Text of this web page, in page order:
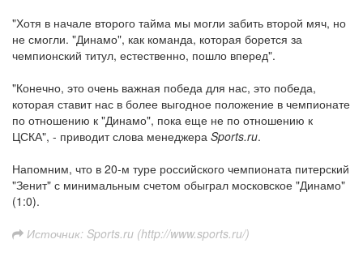
"Хотя в начале второго тайма мы могли забить второй мяч, но
не смогли. "Динамо", как команда, которая борется за
чемпионский титул, естественно, пошло вперед".
"Конечно, это очень важная победа для нас, это победа,
которая ставит нас в более выгодное положение в чемпионате
по отношению к "Динамо", пока еще не по отношению к
ЦСКА", - приводит слова менеджера Sports.ru.
Напомним, что в 20-м туре российского чемпионата питерский
"Зенит" с минимальным счетом обыграл московское "Динамо"
(1:0).
Источник: Sports.ru (http://www.sports.ru/)